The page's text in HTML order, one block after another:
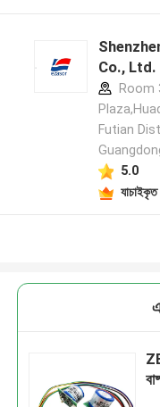
Co., Ltd.
Room
Futian
5.0
যাচাইকৃত